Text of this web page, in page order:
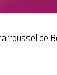
de